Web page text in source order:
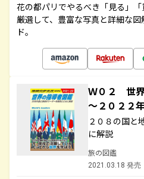
花の都パリでやるべき「見る」
厳選して、豊富な写真と詳細な
ド。
Ｗ０２ 世
～２０２２
２０８の国と
に解説
旅の図鑑
2021.03.18 発売